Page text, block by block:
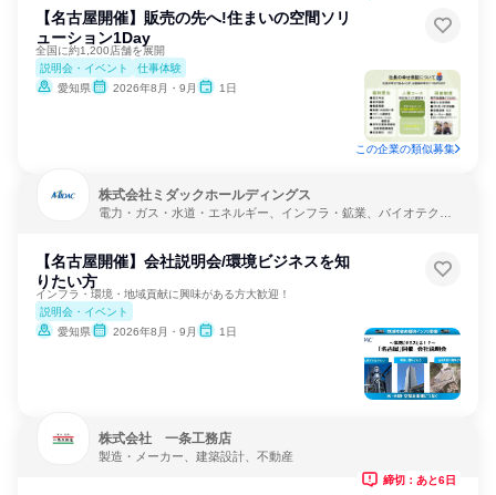
【名古屋開催】販売の先へ!住まいの空間ソリ
ューション1Day
全国に約1,200店舗を展開
説明会・イベント
仕事体験
愛知県
2026年8月・9月 1日
この企業の類似募集
株式会社ミダックホールディングス
電力・ガス・水道・エネルギー、インフラ・鉱業、バイオテクノ
【名古屋開催】会社説明会/環境ビジネスを知
りたい方
インフラ・環境・地域貢献に興味がある方大歓迎！
説明会・イベント
愛知県
2026年8月・9月 1日
株式会社 一条工務店
製造・メーカー、建築設計、不動産
締切：あと6日